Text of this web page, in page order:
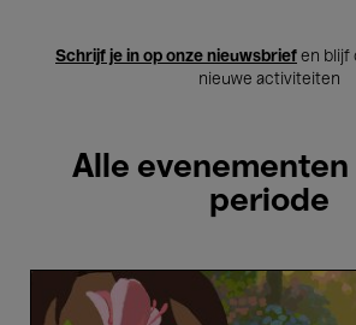
Schrijf je in op onze nieuwsbrief en blijf
nieuwe activiteiten
Alle evenementen
periode
Little
Amélie